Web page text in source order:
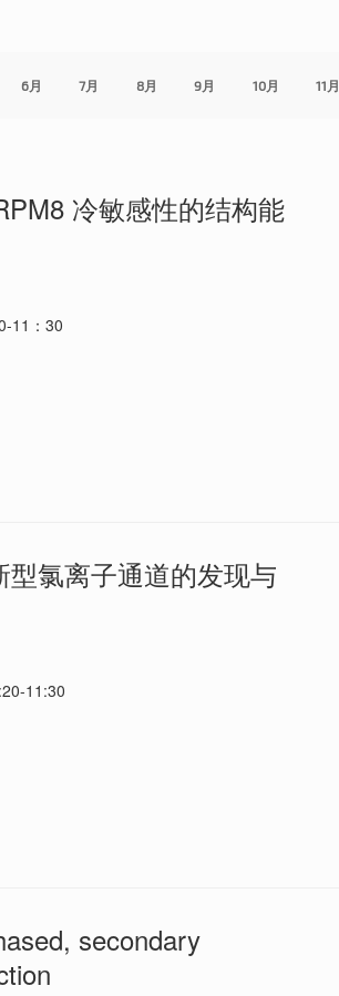
6月 7月 8月 9月 10月 11月
冷敏感性的结构能
11：30
氯离子通道的发现与
11:30
secondary